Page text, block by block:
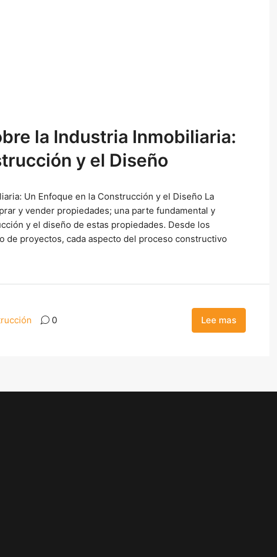
la Industria Inmobiliaria:
y el Diseño
Un Enfoque en la Construcción y el Diseño La
y vender propiedades; una parte fundamental y
y el diseño de estas propiedades. Desde los
de proyectos, cada aspecto del proceso constructivo
0 Lee mas